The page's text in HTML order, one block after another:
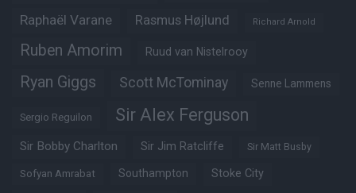
Raphaël Varane Rasmus Højlund Richard Arnold
Ruben Amorim Ruud van Nistelrooy
Ryan Giggs Scott McTominay Senne Lammens
Sergio Reguilon Sir Alex Ferguson
Sir Bobby Charlton Sir Jim Ratcliffe Sir Matt Busby
Sofyan Amrabat Southampton Stoke City